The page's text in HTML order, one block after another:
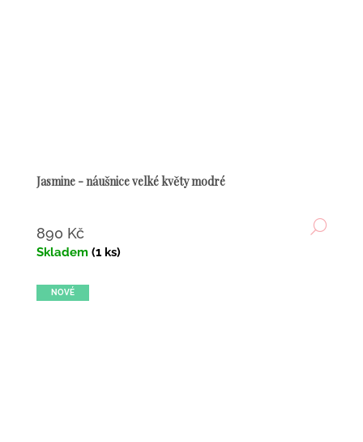
Jasmine - náušnice velké květy modré
890 Kč
Skladem (1 ks)
NOVÉ